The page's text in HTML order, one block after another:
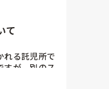
すし、園内
て
れる託児所で
すが、別のス
場で私は確